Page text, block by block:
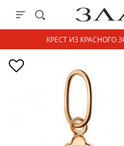
КРЕСТ ИЗ КРАСНОГО